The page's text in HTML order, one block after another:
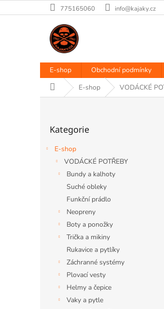
na
775165060 info@kajaky.cz
E-shop Obchodní podmínky
Domů E-shop VODÁCKÉ
kategorie
Kategorie
E-shop
VODÁCKÉ POTŘEBY
Bundy a kalhoty
Suché obleky
Funkční prádlo
Neopreny
Boty a ponožky
Trička a mikiny
Rukavice a pytlíky
Záchranné systémy
Plovací vesty
Helmy a čepice
Vaky a pytle